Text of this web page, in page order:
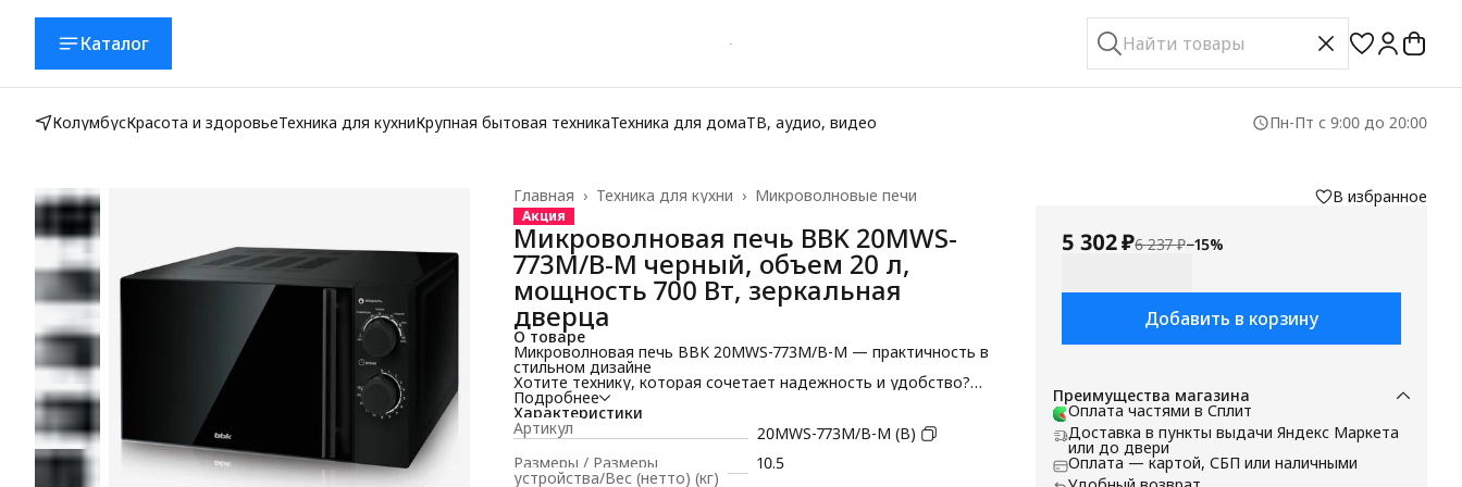
Каталог
КолумбусКрасота и здоровьеТехника для кухниКрупная бытовая техникаТехника для домаТВ, аудио, видео Пн-Пт с 9:00 до 20:00
Микроволновые печи
Техника для кухни ›
Главная ›
Акция
Микроволновая печь BBK 20MWS-
773M/B-M черный, объем 20 л,
мощность 700 Вт, зеркальная
дверца
О товаре
Микроволновая печь BBK 20MWS-773M/B-M — практичность в
стильном дизайне
Хотите технику, которая сочетает надежность и удобство?
Микроволновка черная BBK 20MWS-773M/B-M станет
помощником для тех, кто ценит комфорт на кухне и
минимальные затраты времени.
Удобная мини микроволновка с камерой на 20 литров и
мощностью 700 Вт станет верным помощником в ежедневных
делах: от подогрева блюд до приготовления простых
Подробнее
Характеристики
Артикул
20MWS-773M/B-M (B)
Размеры / Размеры
устройства/Вес (нетто) (кг)
10.5
В избранное
5 302 ₽6 237 ₽−15%
Добавить в корзину
Преимущества магазина
Оплата частями в Сплит
Доставка в пункты выдачи Яндекс Маркета
или до двери
Оплата — картой, СБП или наличными